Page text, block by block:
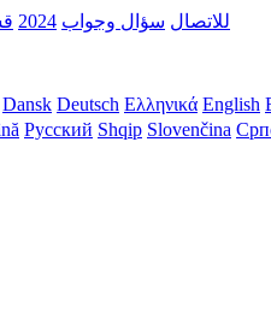
للاتصال سؤال وجواب 2024
Dansk Deutsch Ελληνικά English
Русский Shqip Slovenčina